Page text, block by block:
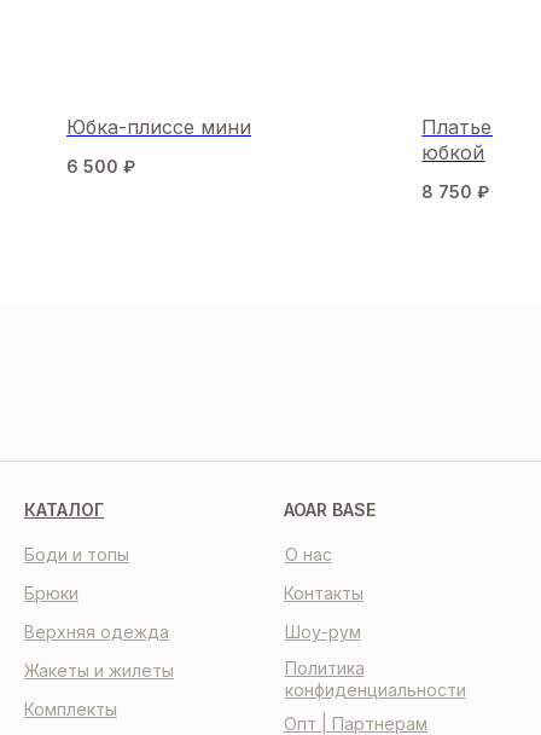
Юбка-плиссе мини
6 500 ₽
Платье
юбкой
8 750 ₽
КАТАЛОГ AOAR BASE
О нас
Контакты
Шоу-рум
Политика
конфиденциальности
Опт | Партнерам
Боди и топы
Комплекты
Брюки
Жакеты и жилеты
Верхняя одежда